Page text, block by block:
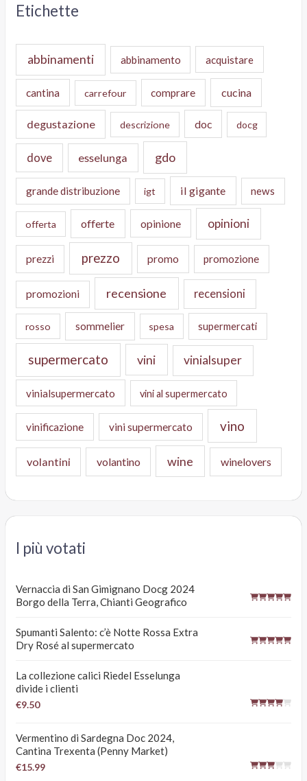
Etichette
abbinamenti abbinamento acquistare
cantina carrefour comprare cucina
degustazione descrizione doc docg
dove esselunga gdo
grande distribuzione igt il gigante news
offerta offerte opinione opinioni
prezzi prezzo promo promozione
promozioni recensione recensioni
rosso sommelier spesa supermercati
supermercato vini vinialsuper
vinialsupermercato vini al supermercato
vinificazione vini supermercato vino
volantini volantino wine winelovers
I più votati
Vernaccia di San Gimignano Docg 2024
Borgo della Terra, Chianti Geografico
Spumanti Salento: c’è Notte Rossa Extra
Dry Rosé al supermercato
La collezione calici Riedel Esselunga
divide i clienti
€9.50
Vermentino di Sardegna Doc 2024,
Cantina Trexenta (Penny Market)
€15.99